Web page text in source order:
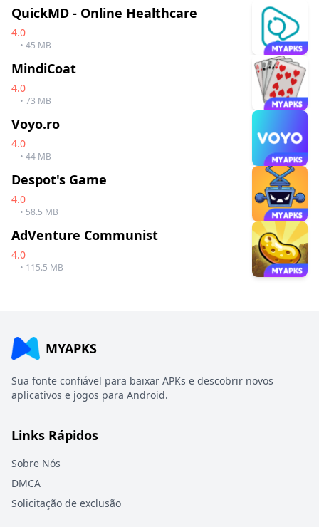
QuickMD - Online Healthcare
4.0
• 45 MB
MindiCoat
4.0
• 73 MB
Voyo.ro
4.0
• 44 MB
Despot's Game
4.0
• 58.5 MB
AdVenture Communist
4.0
• 115.5 MB
MYAPKS
Sua fonte confiável para baixar APKs e descobrir novos
aplicativos e jogos para Android.
Links Rápidos
Sobre Nós
DMCA
Solicitação de exclusão